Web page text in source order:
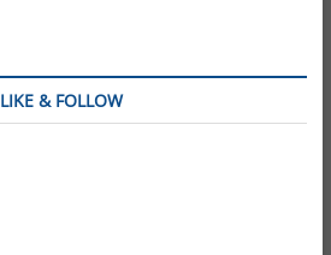
LIKE & FOLLOW